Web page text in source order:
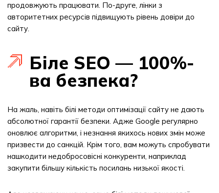
продовжують працювати. По-друге, лінки з
авторитетних ресурсів підвищують рівень довіри до
сайту.
Біле SEO — 100%-
ва безпека?
На жаль, навіть білі методи оптимізації сайту не дають
абсолютної гарантії безпеки. Адже Google регулярно
оновлює алгоритми, і незнання якихось нових змін може
призвести до санкцій. Крім того, вам можуть спробувати
нашкодити недобросовісні конкуренти, наприклад
закупити більшу кількість посилань низької якості.